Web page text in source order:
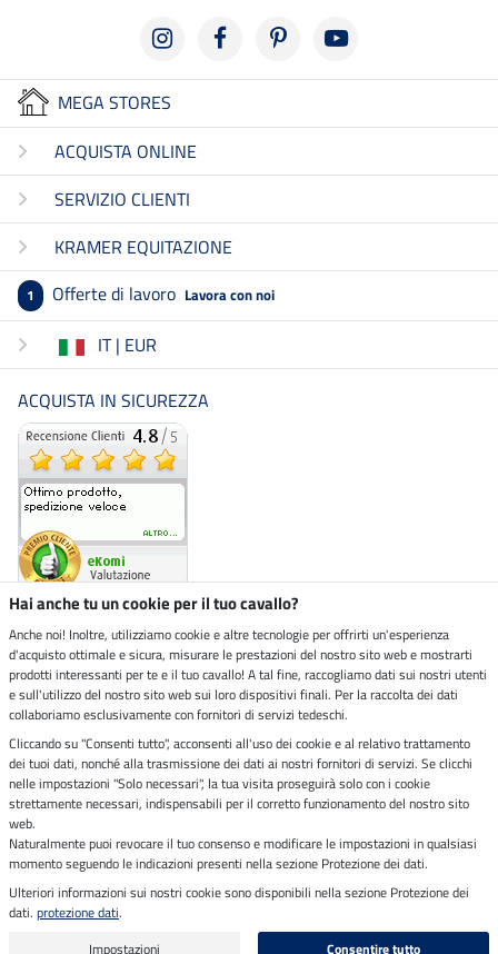
MEGA STORES
ACQUISTA ONLINE
SERVIZIO CLIENTI
KRAMER EQUITAZIONE
1 Offerte di lavoro Lavora con noi
IT | EUR
ACQUISTA IN SICUREZZA
Negozio ecosostenibile
Paga in sicurezza con
Note legali
Ultimo aggiornamento il 06.08.2026 alle 14:43
Tutti i prezzi in Euro includono l'IVA,
spese di spedizione escluse
Hai anche tu un cookie per il tuo cavallo?
Anche noi! Inoltre, utilizziamo cookie e altre tecnologie per offrirti un'esperienza
d'acquisto ottimale e sicura, misurare le prestazioni del nostro sito web e mostrarti
prodotti interessanti per te e il tuo cavallo! A tal fine, raccogliamo dati sui nostri utenti
e sull'utilizzo del nostro sito web sui loro dispositivi finali. Per la raccolta dei dati
collaboriamo esclusivamente con fornitori di servizi tedeschi.
Cliccando su "Consenti tutto", acconsenti all'uso dei cookie e al relativo trattamento
dei tuoi dati, nonché alla trasmissione dei dati ai nostri fornitori di servizi. Se clicchi
nelle impostazioni "Solo necessari", la tua visita proseguirà solo con i cookie
strettamente necessari, indispensabili per il corretto funzionamento del nostro sito
web.
Naturalmente puoi revocare il tuo consenso e modificare le impostazioni in qualsiasi
momento seguendo le indicazioni presenti nella sezione Protezione dei dati.
Ulteriori informazioni sui nostri cookie sono disponibili nella sezione Protezione dei
dati. protezione dati.
Impostazioni
Consentire tutto